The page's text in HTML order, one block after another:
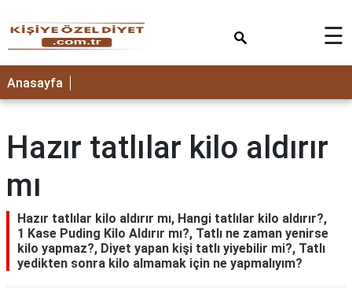
ANASAYFA
☰
Anasayfa
Hazır tatlılar kilo aldırır
mı
Hazır tatlılar kilo aldırır mı, Hangi tatlılar kilo aldırır?,
1 Kase Puding Kilo Aldırır mı?, Tatlı ne zaman yenirse
kilo yapmaz?, Diyet yapan kişi tatlı yiyebilir mi?, Tatlı
yedikten sonra kilo almamak için ne yapmalıyım?